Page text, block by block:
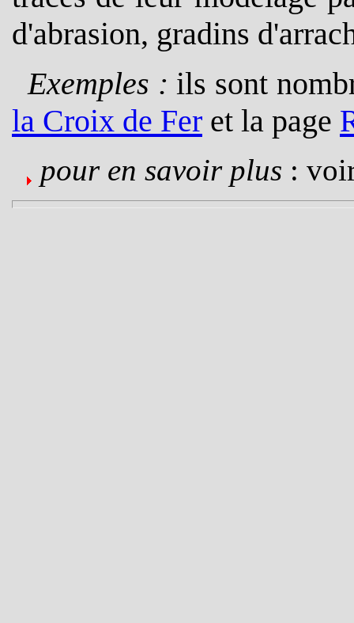
d'abrasion, gradins
Exemples : ils sont
la Croix de Fer et la page
pour en savoir plus :